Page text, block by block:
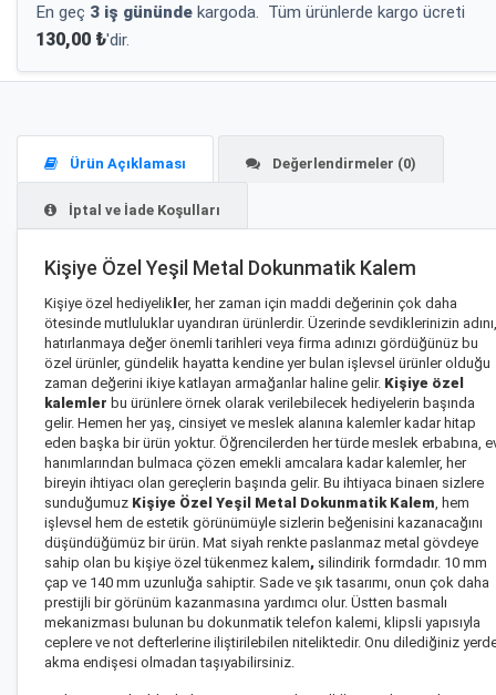
En geç 3 iş gününde kargoda. Tüm ürünlerde kargo ücreti
130,00 ₺'dir.
Ürün Açıklaması Değerlendirmeler (0)
İptal ve İade Koşulları
Kişiye Özel Yeşil Metal Dokunmatik Kalem
Kişiye özel hediyelik er, her zaman için maddi değerinin çok daha
ötesinde mutluluklar uyandıran ürünlerdir. Üzerinde sevdiklerinizin adını,
hatırlanmaya değer önemli tarihleri veya firma adınızı gördüğünüz bu
özel ürünler, gündelik hayatta kendine yer bulan işlevsel ürünler olduğu
zaman değerini ikiye katlayan armağanlar haline gelir. Kişiye özel
kalemler bu ürünlere örnek olarak verilebilecek hediyelerin başında
gelir. Hemen her yaş, cinsiyet ve meslek alanına kalemler kadar hitap
eden başka bir ürün yoktur. Öğrencilerden her türde meslek erbabına,
hanımlarından bulmaca çözen emekli amcalara kadar kalemler, her
bireyin ihtiyacı olan gereçlerin başında gelir. Bu ihtiyaca binaen sizlere
sunduğumuz Kişiye Özel Yeşil Metal Dokunmatik Kalem, hem
işlevsel hem de estetik görünümüyle sizlerin beğenisini kazanacağını
düşündüğümüz bir ürün. Mat siyah renkte paslanmaz metal gövdeye
sahip olan bu kişiye özel tükenmez kalem, silindirik formdadır. 10 mm
çap ve 140 mm uzunluğa sahiptir. Sade ve şık tasarımı, onun çok daha
prestijli bir görünüm kazanmasına yardımcı olur. Üstten basmalı
mekanizması bulunan bu dokunmatik telefon kalemi, klipsli yapısıyla
ceplere ve not defterlerine iliştirilebilen niteliktedir. Onu dilediğiniz
akma endişesi olmadan taşıyabilirsiniz.